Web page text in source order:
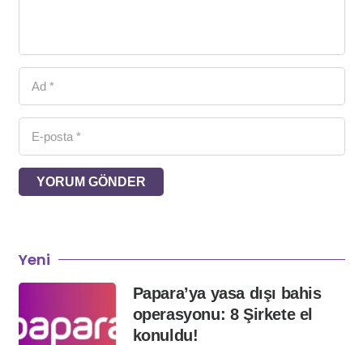
YORUM GÖNDER
Yeni
Papara’ya yasa dışı bahis
operasyonu: 8 Şirkete el
konuldu!